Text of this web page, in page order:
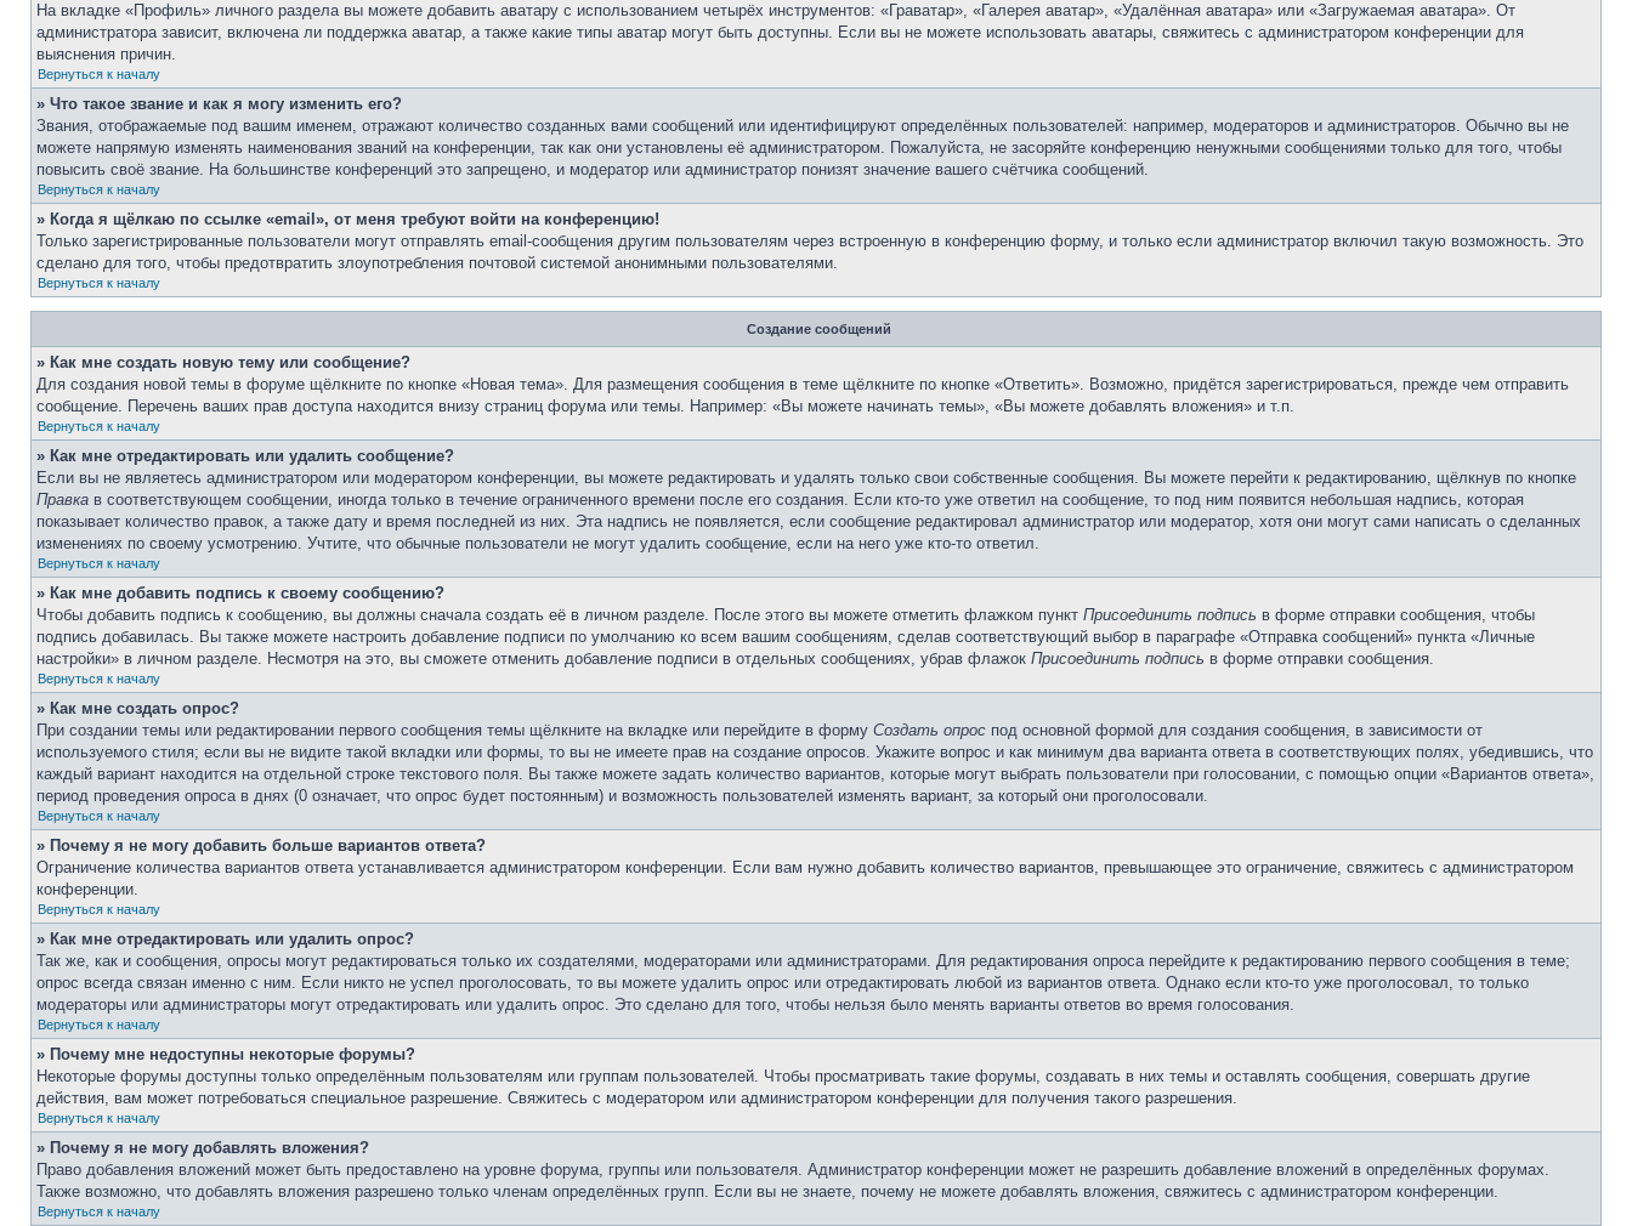
На вкладке «Профиль» личного раздела вы можете добавить аватару с использованием четырёх инструментов: «Граватар», «Галерея аватар», «Удалённая аватара» или «Загружаемая аватара». От
администратора зависит, включена ли поддержка аватар, а также какие типы аватар могут быть доступны. Если вы не можете использовать аватары, свяжитесь с администратором конференции для
выяснения причин.
Вернуться к началу
» Что такое звание и как я могу изменить его?
Звания, отображаемые под вашим именем, отражают количество созданных вами сообщений или идентифицируют определённых пользователей: например, модераторов и администраторов. Обычно вы не
можете напрямую изменять наименования званий на конференции, так как они установлены её администратором. Пожалуйста, не засоряйте конференцию ненужными сообщениями только для того, чтобы
повысить своё звание. На большинстве конференций это запрещено, и модератор или администратор понизят значение вашего счётчика сообщений.
Вернуться к началу
» Когда я щёлкаю по ссылке «email», от меня требуют войти на конференцию!
Только зарегистрированные пользователи могут отправлять email-сообщения другим пользователям через встроенную в конференцию форму, и только если администратор включил такую возможность. Это
сделано для того, чтобы предотвратить злоупотребления почтовой системой анонимными пользователями.
Вернуться к началу
Создание сообщений
» Как мне создать новую тему или сообщение?
Для создания новой темы в форуме щёлкните по кнопке «Новая тема». Для размещения сообщения в теме щёлкните по кнопке «Ответить». Возможно, придётся зарегистрироваться, прежде чем отправить
сообщение. Перечень ваших прав доступа находится внизу страниц форума или темы. Например: «Вы можете начинать темы», «Вы можете добавлять вложения» и т.п.
Вернуться к началу
» Как мне отредактировать или удалить сообщение?
Если вы не являетесь администратором или модератором конференции, вы можете редактировать и удалять только свои собственные сообщения. Вы можете перейти к редактированию, щёлкнув по кнопке
Правка в соответствующем сообщении, иногда только в течение ограниченного времени после его создания. Если кто-то уже ответил на сообщение, то под ним появится небольшая надпись, которая
показывает количество правок, а также дату и время последней из них. Эта надпись не появляется, если сообщение редактировал администратор или модератор, хотя они могут сами написать о сделанных
изменениях по своему усмотрению. Учтите, что обычные пользователи не могут удалить сообщение, если на него уже кто-то ответил.
Вернуться к началу
» Как мне добавить подпись к своему сообщению?
Чтобы добавить подпись к сообщению, вы должны сначала создать её в личном разделе. После этого вы можете отметить флажком пункт Присоединить подпись в форме отправки сообщения, чтобы
подпись добавилась. Вы также можете настроить добавление подписи по умолчанию ко всем вашим сообщениям, сделав соответствующий выбор в параграфе «Отправка сообщений» пункта «Личные
настройки» в личном разделе. Несмотря на это, вы сможете отменить добавление подписи в отдельных сообщениях, убрав флажок Присоединить подпись в форме отправки сообщения.
Вернуться к началу
» Как мне создать опрос?
При создании темы или редактировании первого сообщения темы щёлкните на вкладке или перейдите в форму Создать опрос под основной формой для создания сообщения, в зависимости от
используемого стиля; если вы не видите такой вкладки или формы, то вы не имеете прав на создание опросов. Укажите вопрос и как минимум два варианта ответа в соответствующих полях, убедившись, что
каждый вариант находится на отдельной строке текстового поля. Вы также можете задать количество вариантов, которые могут выбрать пользователи при голосовании, с помощью опции «Вариантов ответа»,
период проведения опроса в днях (0 означает, что опрос будет постоянным) и возможность пользователей изменять вариант, за который они проголосовали.
Вернуться к началу
» Почему я не могу добавить больше вариантов ответа?
Ограничение количества вариантов ответа устанавливается администратором конференции. Если вам нужно добавить количество вариантов, превышающее это ограничение, свяжитесь с администратором
конференции.
Вернуться к началу
» Как мне отредактировать или удалить опрос?
Так же, как и сообщения, опросы могут редактироваться только их создателями, модераторами или администраторами. Для редактирования опроса перейдите к редактированию первого сообщения в теме;
опрос всегда связан именно с ним. Если никто не успел проголосовать, то вы можете удалить опрос или отредактировать любой из вариантов ответа. Однако если кто-то уже проголосовал, то только
модераторы или администраторы могут отредактировать или удалить опрос. Это сделано для того, чтобы нельзя было менять варианты ответов во время голосования.
Вернуться к началу
» Почему мне недоступны некоторые форумы?
Некоторые форумы доступны только определённым пользователям или группам пользователей. Чтобы просматривать такие форумы, создавать в них темы и оставлять сообщения, совершать другие
действия, вам может потребоваться специальное разрешение. Свяжитесь с модератором или администратором конференции для получения такого разрешения.
Вернуться к началу
» Почему я не могу добавлять вложения?
Право добавления вложений может быть предоставлено на уровне форума, группы или пользователя. Администратор конференции может не разрешить добавление вложений в определённых форумах.
Также возможно, что добавлять вложения разрешено только членам определённых групп. Если вы не знаете, почему не можете добавлять вложения, свяжитесь с администратором конференции.
Вернуться к началу